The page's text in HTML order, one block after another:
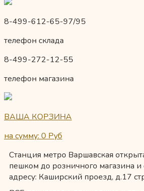
8-499-612-65-97/95
телефон склада
8-499-272-12-55
телефон магазина
ВАША КОРЗИНА
на сумму: 0 Руб
Станция метро Варшавская
пешком до розничного магазина и
адресу: Каширский проезд, д.17